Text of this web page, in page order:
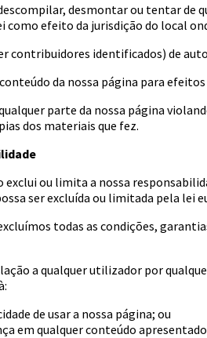
desmontar ou tentar de
efeito da jurisdição do local
contribuidores identificados) de
da nossa página para
parte da nossa página
dos materiais que fez.
ou limita a nossa
ser excluída ou limitada pela lei
todas as condições,
a qualquer utilizador por
de usar a nossa página; ou
em qualquer conteúdo